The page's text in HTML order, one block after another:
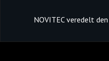
NOVITEC veredelt